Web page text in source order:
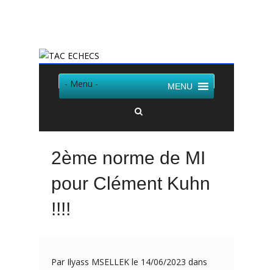
- Menu - MENU
2ème norme de MI
pour Clément Kuhn
!!!!
Par Ilyass MSELLEK le 14/06/2023 dans